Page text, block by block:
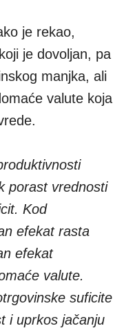
je rekao,
je dovoljan, pa
manjka, ali
valute koja
porast vrednosti
Kod
efekat rasta
efekat
valute.
suficite
i uprkos jačanju